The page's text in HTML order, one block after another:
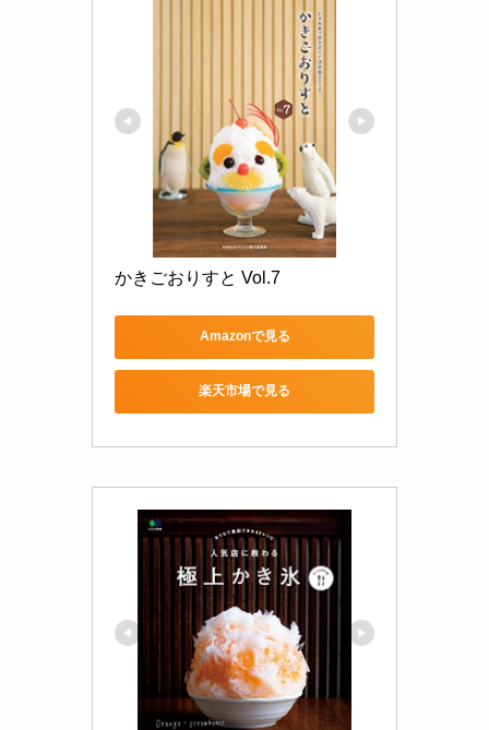
かきごおりすと Vol.7
Amazonで見る
楽天市場で見る